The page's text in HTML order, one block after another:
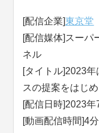
[配信企業]東京堂
[配信媒体]スーパ
ネル
[タイトル]2023
スの提案をはじめ
[配信日時]2023
[動画配信時間]4